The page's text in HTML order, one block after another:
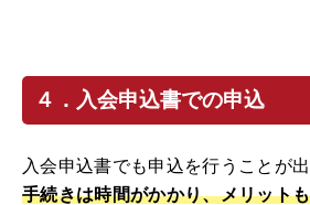
４．入会申込書での申込
入会申込書でも申込を行うことが出
手続きは時間がかかり、メリット